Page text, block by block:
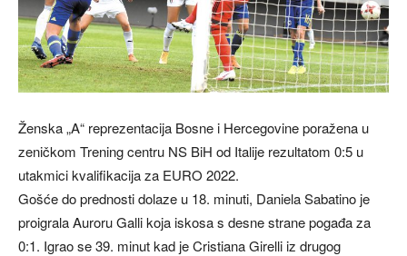
Ženska „A“ reprezentacija Bosne i Hercegovine poražena u
zeničkom Trening centru NS BiH od Italije rezultatom 0:5 u
utakmici kvalifikacija za EURO 2022.
Gošće do prednosti dolaze u 18. minuti, Daniela Sabatino je
proigrala Auroru Galli koja iskosa s desne strane pogađa za
0:1. Igrao se 39. minut kad je Cristiana Girelli iz drugog